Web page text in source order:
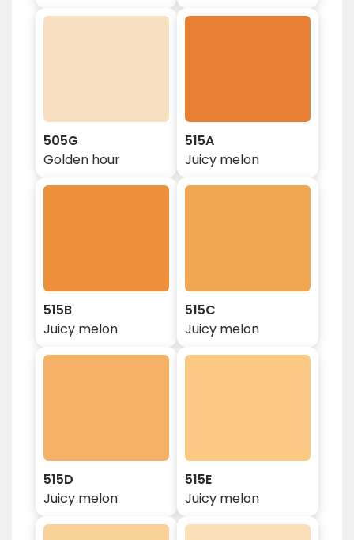
505G
Golden hour
515A
Juicy melon
515B
Juicy melon
515C
Juicy melon
515D
Juicy melon
515E
Juicy melon